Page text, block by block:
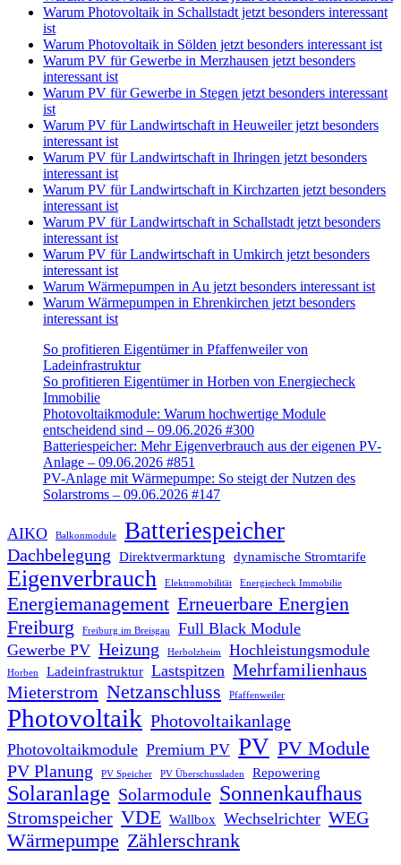
Warum Photovoltaik in Schallstadt jetzt besonders interessant
ist
Warum Photovoltaik in Sölden jetzt besonders interessant ist
Warum PV für Gewerbe in Merzhausen jetzt besonders
interessant ist
Warum PV für Gewerbe in Stegen jetzt besonders interessant
ist
Warum PV für Landwirtschaft in Heuweiler jetzt besonders
interessant ist
Warum PV für Landwirtschaft in Ihringen jetzt besonders
interessant ist
Warum PV für Landwirtschaft in Kirchzarten jetzt besonders
interessant ist
Warum PV für Landwirtschaft in Schallstadt jetzt besonders
interessant ist
Warum PV für Landwirtschaft in Umkirch jetzt besonders
interessant ist
Warum Wärmepumpen in Au jetzt besonders interessant ist
Warum Wärmepumpen in Ehrenkirchen jetzt besonders
interessant ist
So profitieren Eigentümer in Pfaffenweiler von
Ladeinfrastruktur
So profitieren Eigentümer in Horben von Energiecheck
Immobilie
Photovoltaikmodule: Warum hochwertige Module
entscheidend sind – 09.06.2026 #300
Batteriespeicher: Mehr Eigenverbrauch aus der eigenen PV-
Anlage – 09.06.2026 #851
PV-Anlage mit Wärmepumpe: So steigt der Nutzen des
Solarstroms – 09.06.2026 #147
AIKO Balkonmodule Batteriespeicher
Dachbelegung Direktvermarktung dynamische Stromtarife
Eigenverbrauch Elektromobilität Energiecheck Immobilie
Energiemanagement Erneuerbare Energien
Freiburg
Freiburg im Breisgau
Full Black Module
Gewerbe PV Heizung Herbolzheim Hochleistungsmodule
Horben Ladeinfrastruktur Lastspitzen Mehrfamilienhaus
Mieterstrom Netzanschluss Pfaffenweiler
Photovoltaik Photovoltaikanlage
Photovoltaikmodule Premium PV PV PV Module
PV Planung PV Speicher PV Überschussladen Repowering
Solaranlage Solarmodule Sonnenkaufhaus
Stromspeicher VDE Wallbox Wechselrichter WEG
Wärmepumpe Zählerschrank